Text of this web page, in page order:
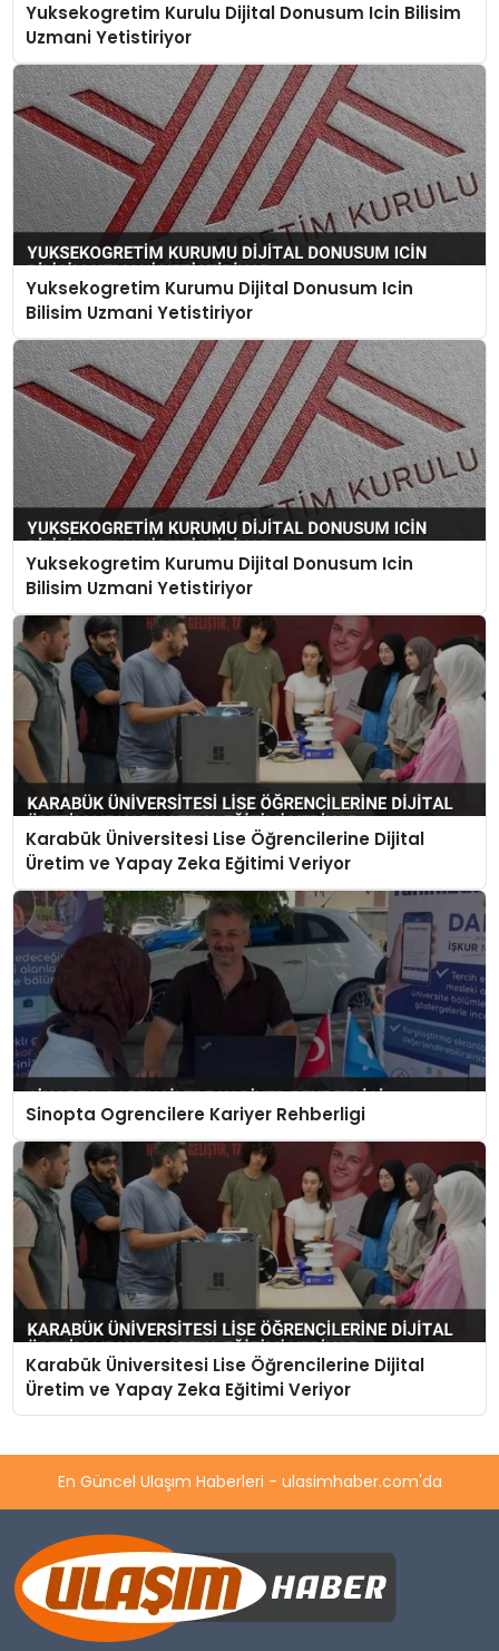
Yuksekogretim Kurulu Dijital Donusum Icin Bilisim
Uzmani Yetistiriyor
Yuksekogretim Kurumu Dijital Donusum Icin
Bilisim Uzmani Yetistiriyor
Yuksekogretim Kurumu Dijital Donusum Icin
Bilisim Uzmani Yetistiriyor
Karabük Üniversitesi Lise Öğrencilerine Dijital
Üretim ve Yapay Zeka Eğitimi Veriyor
Sinopta Ogrencilere Kariyer Rehberligi
Karabük Üniversitesi Lise Öğrencilerine Dijital
Üretim ve Yapay Zeka Eğitimi Veriyor
En Güncel Ulaşım Haberleri - ulasimhaber.com'da